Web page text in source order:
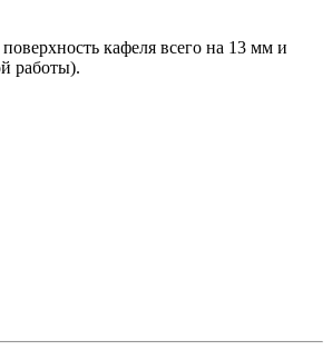
кафеля всего на 13 мм и
работы).